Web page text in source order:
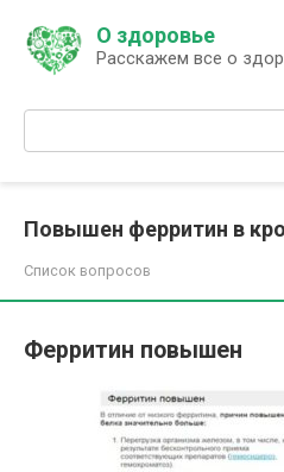
контенту
О здоровье
Расскажем все о
Поиск:
Повышен ферритин в
Список вопросов
Ферритин повышен